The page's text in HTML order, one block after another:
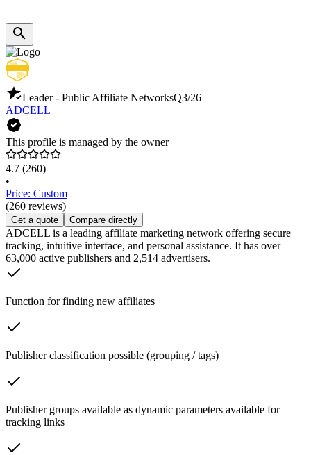
Leader - Public Affiliate NetworksQ3/26
ADCELL
This profile is managed by the owner
4.7 (260)
•
Price: Custom
(260 reviews)
Get a quote Compare directly
ADCELL is a leading affiliate marketing network offering secure
tracking, intuitive interface, and personal assistance. It has over
63,000 active publishers and 2,514 advertisers.
Function for finding new affiliates
Publisher classification possible (grouping / tags)
Publisher groups available as dynamic parameters available for
tracking links